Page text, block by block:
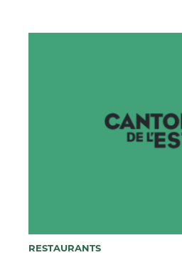
RESTAURANTS